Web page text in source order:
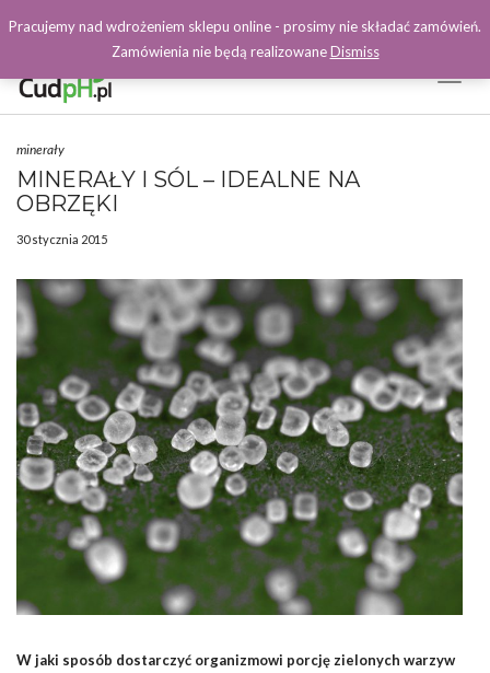
Facebook
minerały
MINERAŁY I SÓL – IDEALNE NA
OBRZĘKI
30 stycznia 2015
W jaki sposób dostarczyć organizmowi porcję zielonych warzyw
Pracujemy nad wdrożeniem sklepu online - prosimy nie składać zamówień.
Zamówienia nie będą realizowaneDismiss